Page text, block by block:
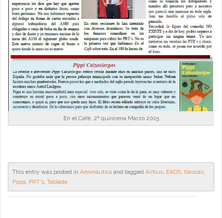
En el Café, 2ª quincena Marzo 2015
This entry was posted in Aeronáutica and tagged Airbus EADS Illescas
Pippi PRT's Tablada